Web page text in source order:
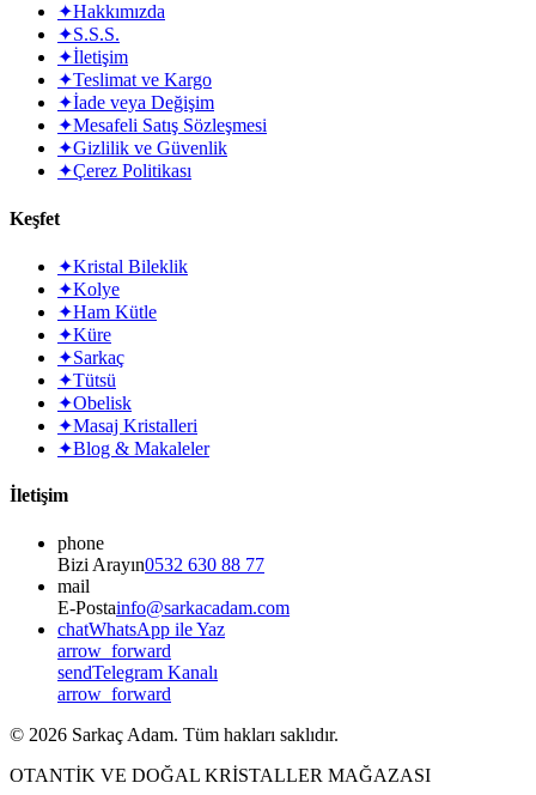
✦Hakkımızda
✦S.S.S.
✦İletişim
✦Teslimat ve Kargo
✦İade veya Değişim
✦Mesafeli Satış Sözleşmesi
✦Gizlilik ve Güvenlik
✦Çerez Politikası
Keşfet
✦Kristal Bileklik
✦Kolye
✦Ham Kütle
✦Küre
✦Sarkaç
✦Tütsü
✦Obelisk
✦Masaj Kristalleri
✦Blog & Makaleler
İletişim
phone
Bizi Arayın0532 630 88 77
mail
E-Postainfo@sarkacadam.com
chatWhatsApp ile Yaz
arrow_forward
sendTelegram Kanalı
arrow_forward
© 2026 Sarkaç Adam. Tüm hakları saklıdır.
OTANTİK VE DOĞAL KRİSTALLER MAĞAZASI